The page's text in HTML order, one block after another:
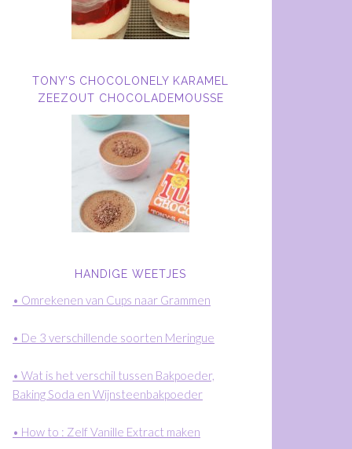
TONY’S CHOCOLONELY KARAMEL
ZEEZOUT CHOCOLADEMOUSSE
HANDIGE WEETJES
• Omrekenen van Cups naar Grammen
• De 3 verschillende soorten Meringue
• Wat is het verschil tussen Bakpoeder,
Baking Soda en Wijnsteenbakpoeder
• How to : Zelf Vanille Extract maken